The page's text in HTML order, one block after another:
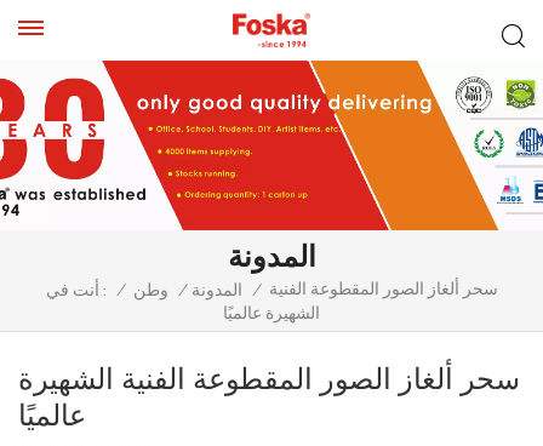
المدونة
أنت في : / وطن / المدونة / سحر ألغاز الصور المقطوعة الفنية
الشهيرة عالميًا
سحر ألغاز الصور المقطوعة الفنية الشهيرة
عالميًا